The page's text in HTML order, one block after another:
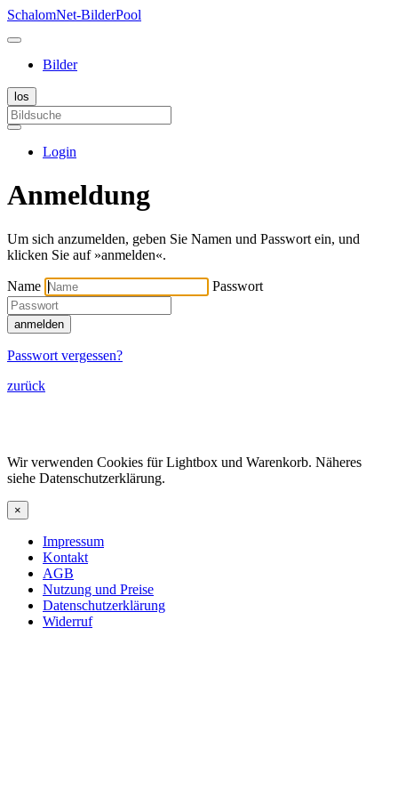
SchalomNet-BilderPool
Bilder
Login
Anmeldung
Um sich anzumelden, geben Sie Namen und Passwort ein, und
klicken Sie auf »anmelden«.
Name Passwort
anmelden
Passwort vergessen?
zurück
Wir verwenden Cookies für Lightbox und Warenkorb. Näheres
siehe Datenschutzerklärung.
×
Impressum
Kontakt
AGB
Nutzung und Preise
Datenschutzerklärung
Widerruf